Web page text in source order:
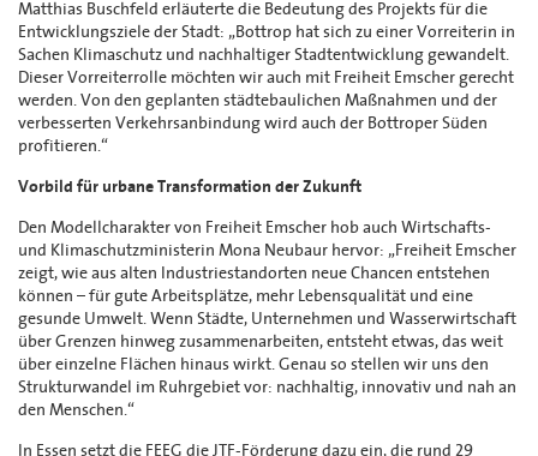
Matthias Buschfeld erläuterte die Bedeutung des Projekts für die
Entwicklungsziele der Stadt: „Bottrop hat sich zu einer Vorreiterin in
Sachen Klimaschutz und nachhaltiger Stadtentwicklung gewandelt.
Dieser Vorreiterrolle möchten wir auch mit Freiheit Emscher gerecht
werden. Von den geplanten städtebaulichen Maßnahmen und der
verbesserten Verkehrsanbindung wird auch der Bottroper Süden
profitieren.“
Vorbild für urbane Transformation der Zukunft
Den Modellcharakter von Freiheit Emscher hob auch Wirtschafts-
und Klimaschutzministerin Mona Neubaur hervor: „Freiheit Emscher
zeigt, wie aus alten Industriestandorten neue Chancen entstehen
können – für gute Arbeitsplätze, mehr Lebensqualität und eine
gesunde Umwelt. Wenn Städte, Unternehmen und Wasserwirtschaft
über Grenzen hinweg zusammenarbeiten, entsteht etwas, das weit
über einzelne Flächen hinaus wirkt. Genau so stellen wir uns den
Strukturwandel im Ruhrgebiet vor: nachhaltig, innovativ und nah an
den Menschen.“
In Essen setzt die FEEG die JTF-Förderung dazu ein, die rund 29